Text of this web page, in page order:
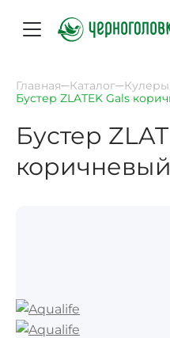
Главная Каталог
Бустер ZLATEK Gals
Бустер
коричневый